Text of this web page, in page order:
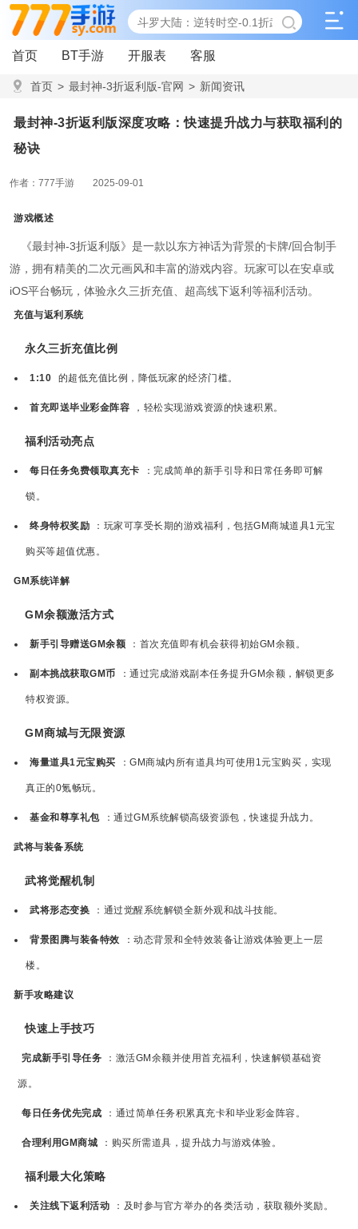
首页 BT手游 开服表 客服
首页 > 最封神-3折返利版-官网 > 新闻资讯
最封神-3折返利版深度攻略：快速提升战力与获取福利的
秘诀
作者：777手游 2025-09-01
游戏概述
《最封神-3折返利版》是一款以东方神话为背景的卡牌/回合制手
游，拥有精美的二次元画风和丰富的游戏内容。玩家可以在安卓或
iOS平台畅玩，体验永久三折充值、超高线下返利等福利活动。
充值与返利系统
永久三折充值比例
1:10 的超低充值比例，降低玩家的经济门槛。
首充即送毕业彩金阵容 ，轻松实现游戏资源的快速积累。
福利活动亮点
每日任务免费领取真充卡 ：完成简单的新手引导和日常任务即可解
锁。
终身特权奖励 ：玩家可享受长期的游戏福利，包括GM商城道具1元宝
购买等超值优惠。
GM系统详解
GM余额激活方式
新手引导赠送GM余额 ：首次充值即有机会获得初始GM余额。
副本挑战获取GM币 ：通过完成游戏副本任务提升GM余额，解锁更多
特权资源。
GM商城与无限资源
海量道具1元宝购买 ：GM商城内所有道具均可使用1元宝购买，实现
真正的0氪畅玩。
基金和尊享礼包 ：通过GM系统解锁高级资源包，快速提升战力。
武将与装备系统
武将觉醒机制
武将形态变换 ：通过觉醒系统解锁全新外观和战斗技能。
背景图腾与装备特效 ：动态背景和全特效装备让游戏体验更上一层
楼。
新手攻略建议
快速上手技巧
完成新手引导任务 ：激活GM余额并使用首充福利，快速解锁基础资
源。
每日任务优先完成 ：通过简单任务积累真充卡和毕业彩金阵容。
合理利用GM商城 ：购买所需道具，提升战力与游戏体验。
福利最大化策略
关注线下返利活动 ：及时参与官方举办的各类活动，获取额外奖励。